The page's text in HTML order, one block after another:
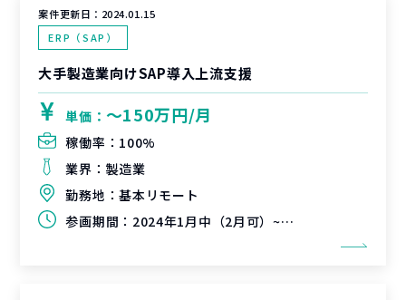
案件更新日： 2024.01.15
ERP（SAP）
大手製造業向けSAP導入上流支援
単価： 〜150万円/月
稼働率： 100%
業界： 製造業
勤務地：基本リモート
参画期間： 2024年1月中（2月可）~未定